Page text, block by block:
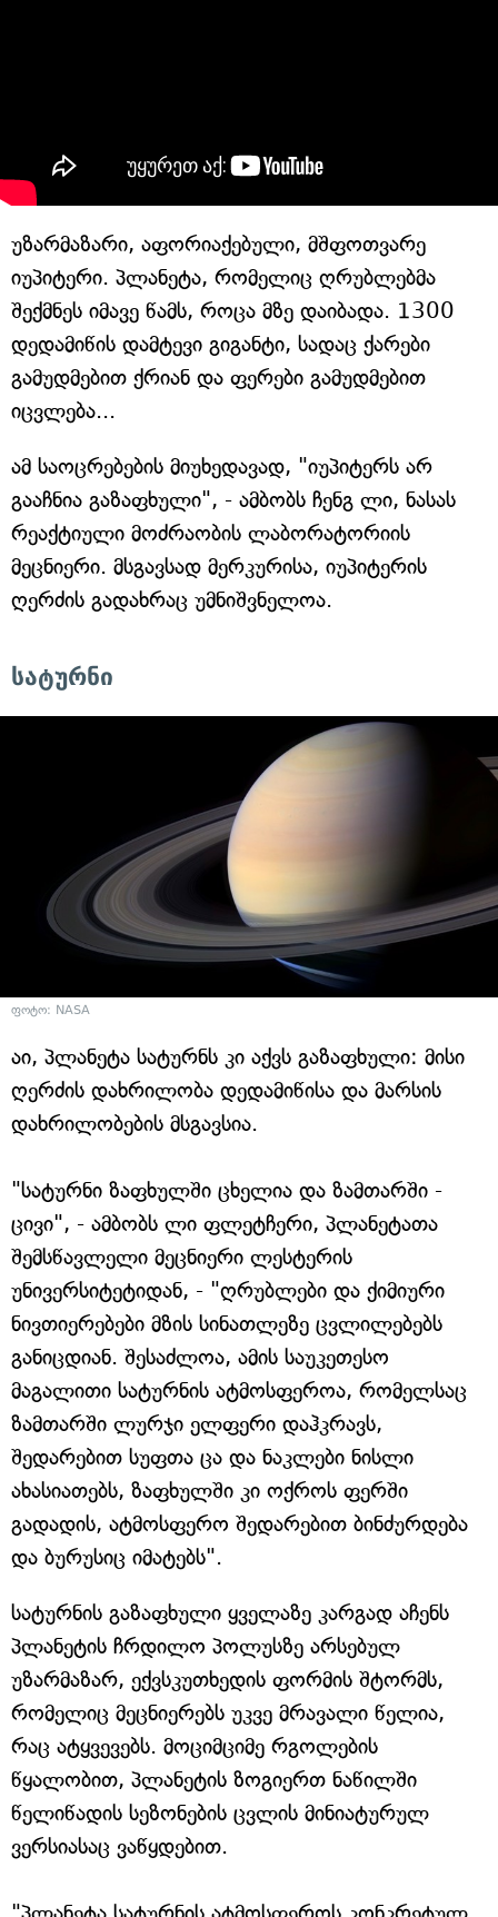
უზარმაზარი, აფორიაქებული, მშფოთვარე
იუპიტერი. პლანეტა, რომელიც ღრუბლებმა
შექმნეს იმავე წამს, როცა მზე დაიბადა. 1300
დედამიწის დამტევი გიგანტი, სადაც ქარები
გამუდმებით ქრიან და ფერები გამუდმებით
იცვლება...
ამ საოცრებების მიუხედავად, "იუპიტერს არ
გააჩნია გაზაფხული", - ამბობს ჩენგ ლი, ნასას
რეაქტიული მოძრაობის ლაბორატორიის
მეცნიერი. მსგავსად მერკურისა, იუპიტერის
ღერძის გადახრაც უმნიშვნელოა.
სატურნი
ფოტო: NASA
აი, პლანეტა სატურნს კი აქვს გაზაფხული: მისი
ღერძის დახრილობა დედამიწისა და მარსის
დახრილობების მსგავსია.
"სატურნი ზაფხულში ცხელია და ზამთარში -
ცივი", - ამბობს ლი ფლეტჩერი, პლანეტათა
შემსწავლელი მეცნიერი ლესტერის
უნივერსიტეტიდან, - "ღრუბლები და ქიმიური
ნივთიერებები მზის სინათლეზე ცვლილებებს
განიცდიან. შესაძლოა, ამის საუკეთესო
მაგალითი სატურნის ატმოსფეროა, რომელსაც
ზამთარში ლურჯი ელფერი დაჰკრავს,
შედარებით სუფთა ცა და ნაკლები ნისლი
ახასიათებს, ზაფხულში კი ოქროს ფერში
გადადის, ატმოსფერო შედარებით ბინძურდება
და ბურუსიც იმატებს".
სატურნის გაზაფხული ყველაზე კარგად აჩენს
პლანეტის ჩრდილო პოლუსზე არსებულ
უზარმაზარ, ექვსკუთხედის ფორმის შტორმს,
რომელიც მეცნიერებს უკვე მრავალი წელია,
რაც ატყვევებს. მოციმციმე რგოლების
წყალობით, პლანეტის ზოგიერთ ნაწილში
წელიწადის სეზონების ცვლის მინიატურულ
ვერსიასაც ვაწყდებით.